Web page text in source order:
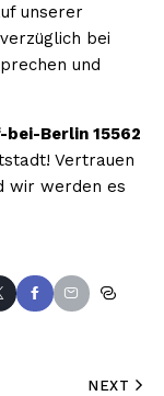
unserer
bei
und
Berlin 15562
Vertrauen
wir werden es
NEXT